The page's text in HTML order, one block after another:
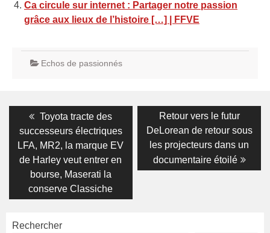
Ca circule sur internet : Partager notre passion
grâce aux lieux de l’histoire […] | FFVE
Echos de passionnés
Navigation
de
l’article
Previous
post:
Toyota tracte des
successeurs électriques
LFA, MR2, la marque EV
de Harley veut entrer en
bourse, Maserati la
conserve Classiche
Next
post:
Retour vers le futur
DeLorean de retour sous
les projecteurs dans un
documentaire étoilé
Rechercher